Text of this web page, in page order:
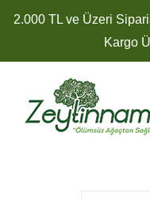
2.000 TL ve Üzeri
Kargo